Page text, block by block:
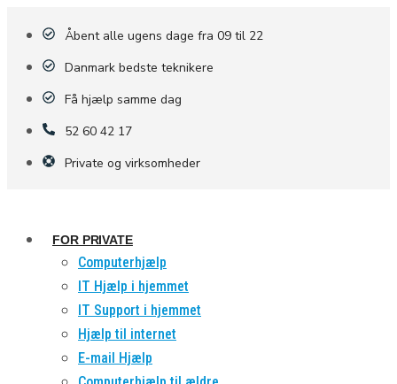
Åbent alle ugens dage fra 09 til 22
Danmark bedste teknikere
Få hjælp samme dag
52 60 42 17
Private og virksomheder
FOR PRIVATE
Computerhjælp
IT Hjælp i hjemmet
IT Support i hjemmet
Hjælp til internet
E-mail Hjælp